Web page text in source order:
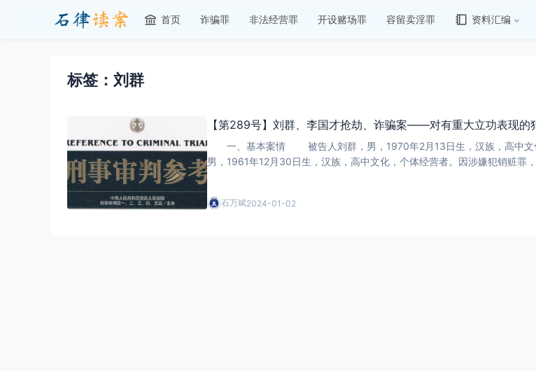
首页 诈骗罪 非法经营罪 开设赌场罪 容留卖淫罪 资料汇编
标签：刘群
【第289号】刘群、李国才抢劫、诈骗案——对有重大立功表现的
一、基本案情 被告人刘群，男，1970年2月13日生，汉族，高中文
男，1961年12月30日生，汉族，高中文化，个体经营者。因涉嫌犯销
石万斌2024-01-02